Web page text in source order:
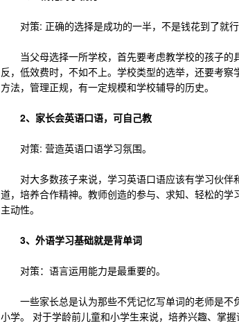
对策: 正确的选择是成功的一半，不是钱花到了就行
当父母选择一所学校，首先要考虑教学校的孩子的
反，低效费时，不如不上。学校类型的选举，还要考
方法，管理正规，有一定规模和学校辅导的历史。
2、家长会英语口语，可自己教
对策: 营造英语口语学习氛围。
对大多数孩子来说，学习英语口语应该有学习伙伴
道，培养合作精神。教师创造的参与、求知、轻松的学
主动性。
3、外语学习基础就是背单词
对策：语言运用能力是最重要的。
一些家长总是认为那些不凭记忆写单词的老师是不
小学。 对于学龄前儿童和小学生来说，培养兴趣、掌